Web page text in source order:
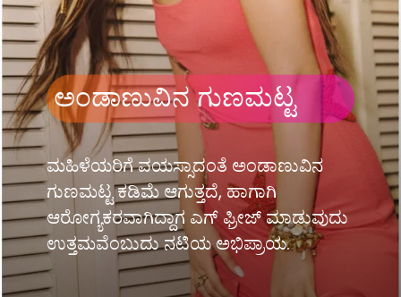
ಮಹಿಳೆಯರಿಗೆ ವಯಸ್ಸಾದಂತೆ ಅಂಡಾಣುವಿನ
ಗುಣಮಟ್ಟ ಕಡಿಮೆ ಆಗುತ್ತದೆ, ಹಾಗಾಗಿ
ಆರೋಗ್ಯಕರವಾಗಿದ್ದಾಗ ಎಗ್ ಫ್ರೀಜ್ ಮಾಡುವುದು
ಉತ್ತಮವೆಂಬುದು ನಟಿಯ ಅಭಿಪ್ರಾಯ.
ಅಂಡಾಣುವಿನ ಗುಣಮಟ್ಟ